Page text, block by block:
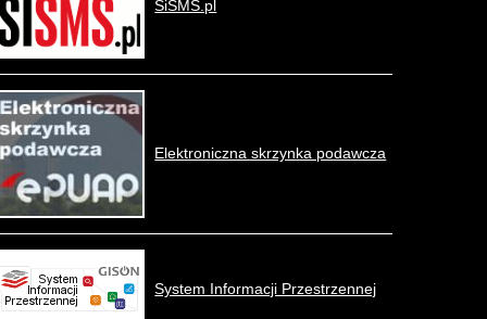
SiSMS.pl
Elektroniczna skrzynka podawcza
System Informacji Przestrzennej